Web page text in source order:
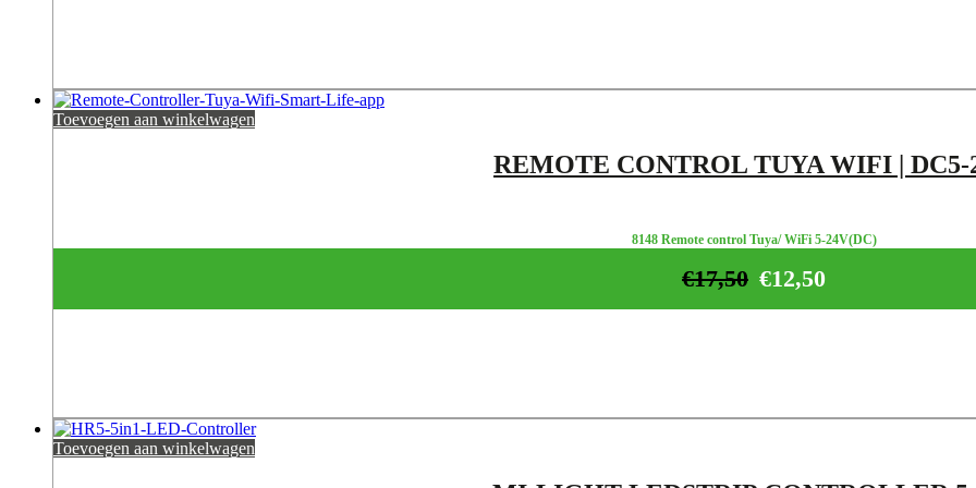
Toevoegen aan winkelwagen
REMOTE CONTROL TUYA WIFI | DC5-
8148 Remote control Tuya/ WiFi 5-24V(DC)
€12,50
€17,50
Toevoegen aan winkelwagen